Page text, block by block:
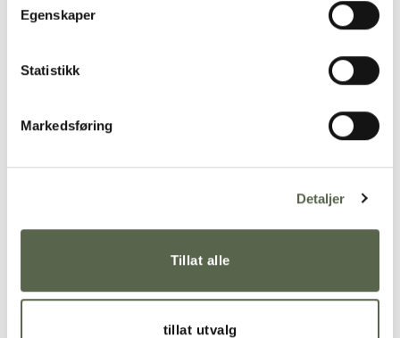
Egenskaper
Statistikk
Markedsføring
Detaljer
Tillat alle
tillat utvalg